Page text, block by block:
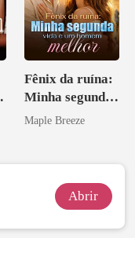
Fênix da ruína:
Minha segunda
vida e um
Maple Breeze
Abrir